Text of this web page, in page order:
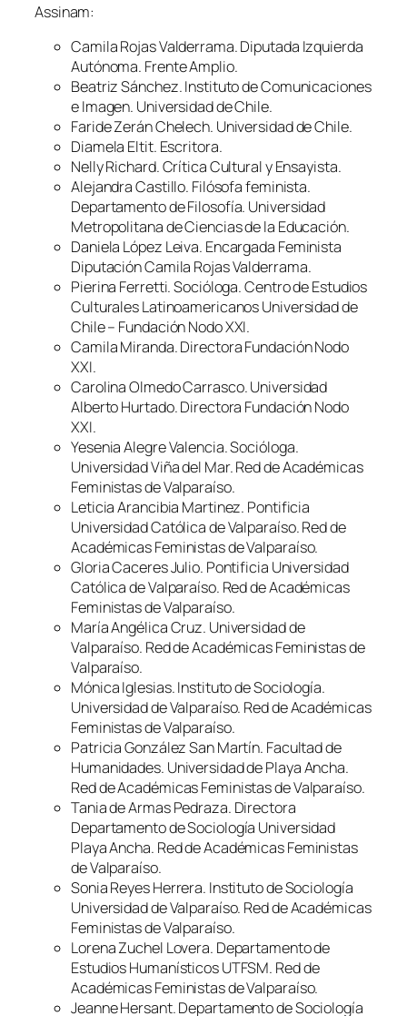
Assinam:
Camila Rojas Valderrama. Diputada Izquierda
Autónoma. Frente Amplio.
Beatriz Sánchez. Instituto de Comunicaciones
e Imagen. Universidad de Chile.
Faride Zerán Chelech. Universidad de Chile.
Diamela Eltit. Escritora.
Nelly Richard. Crítica Cultural y Ensayista.
Alejandra Castillo. Filósofa feminista.
Departamento de Filosofía. Universidad
Metropolitana de Ciencias de la Educación.
Daniela López Leiva. Encargada Feminista
Diputación Camila Rojas Valderrama.
Pierina Ferretti. Socióloga. Centro de Estudios
Culturales Latinoamericanos Universidad de
Chile – Fundación Nodo XXI.
Camila Miranda. Directora Fundación Nodo
XXI.
Carolina Olmedo Carrasco. Universidad
Alberto Hurtado. Directora Fundación Nodo
XXI.
Yesenia Alegre Valencia. Socióloga.
Universidad Viña del Mar. Red de Académicas
Feministas de Valparaíso.
Leticia Arancibia Martinez. Pontificia
Universidad Católica de Valparaíso. Red de
Académicas Feministas de Valparaíso.
Gloria Caceres Julio. Pontificia Universidad
Católica de Valparaíso. Red de Académicas
Feministas de Valparaíso.
María Angélica Cruz. Universidad de
Valparaíso. Red de Académicas Feministas de
Valparaíso.
Mónica Iglesias. Instituto de Sociología.
Universidad de Valparaíso. Red de Académicas
Feministas de Valparaíso.
Patricia González San Martín. Facultad de
Humanidades. Universidad de Playa Ancha.
Red de Académicas Feministas de Valparaíso.
Tania de Armas Pedraza. Directora
Departamento de Sociología Universidad
Playa Ancha. Red de Académicas Feministas
de Valparaíso.
Sonia Reyes Herrera. Instituto de Sociología
Universidad de Valparaíso. Red de Académicas
Feministas de Valparaíso.
Lorena Zuchel Lovera. Departamento de
Estudios Humanísticos UTFSM. Red de
Académicas Feministas de Valparaíso.
Jeanne Hersant. Departamento de Sociología